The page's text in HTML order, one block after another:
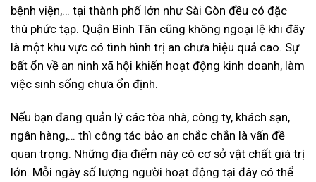
bệnh viện,… tại thành phố lớn như Sài Gòn đều có đặc
thù phức tạp. Quận Bình Tân cũng không ngoại lệ khi đây
là một khu vực có tình hình trị an chưa hiệu quả cao. Sự
bất ổn về an ninh xã hội khiến hoạt động kinh doanh, làm
việc sinh sống chưa ổn định.
Nếu bạn đang quản lý các tòa nhà, công ty, khách sạn,
ngân hàng,… thì công tác bảo an chắc chắn là vấn đề
quan trọng. Những địa điểm này có cơ sở vật chất giá trị
lớn. Mỗi ngày số lượng người hoạt động tại đây có thể